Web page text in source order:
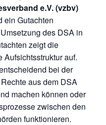
e.V. (vzbv)
ein Gutachten
des DSA in
zeigt die
auf.
bei der
aus dem DSA
machen können oder
zwischen den
funktionieren.